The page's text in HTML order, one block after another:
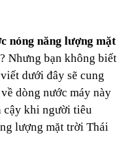
nóng năng lượng mặt
? Nhưng bạn không biết
dưới đây sẽ cung
dòng nước máy này
cậy khi người tiêu
lượng mặt trời Thái